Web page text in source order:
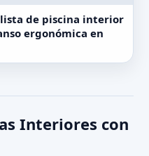
de piscina interior
ergonómica en
Interiores con